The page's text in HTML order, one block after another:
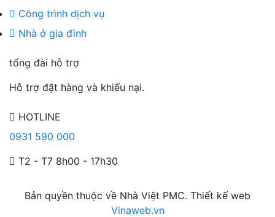
Công trình dịch vụ
Nhà ở gia đình
tổng đài hỗ trợ
Hỗ trợ đặt hàng và khiếu nại.
HOTLINE
0931 590 000
T2 - T7 8h00 - 17h30
Bản quyền thuộc về Nhà Việt PMC. Thiết kế web
Vinaweb.vn